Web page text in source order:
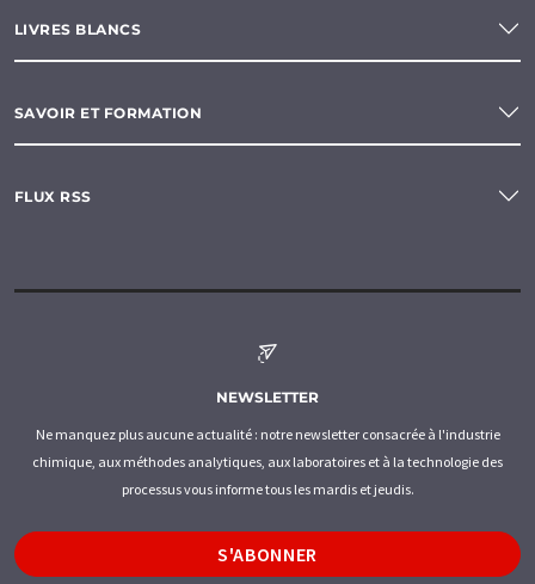
LIVRES BLANCS
SAVOIR ET FORMATION
FLUX RSS
NEWSLETTER
Ne manquez plus aucune actualité : notre newsletter consacrée à l'industrie
chimique, aux méthodes analytiques, aux laboratoires et à la technologie des
processus vous informe tous les mardis et jeudis.
S'ABONNER